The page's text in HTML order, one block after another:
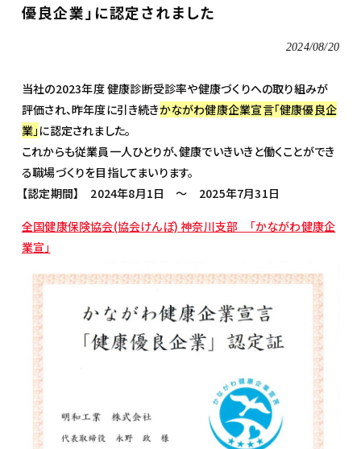
優良企業」に認定されました
2024/08/20
当社の2023年度 健康診断受診率や健康づくりへの取り組みが
評価され、昨年度に引き続きかながわ健康企業宣言「健康優良企
業」に認定されました。
これからも従業員一人ひとりが、健康でいきいきと働くことができ
る職場づくりを目指してまいります。
【認定期間】 2024年8月1日 ～ 2025年7月31日
全国健康保険協会(協会けんぽ) 神奈川支部 「かながわ健康企
業宣」